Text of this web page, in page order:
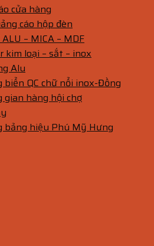
cửa hàng
cáo hộp đèn
ALU – MICA – MDF
kim loại – sắt – inox
Alu
biển QC chữ nổi inox-Đồng
gian hàng hội chợ
bảng hiệu Phú Mỹ Hưng